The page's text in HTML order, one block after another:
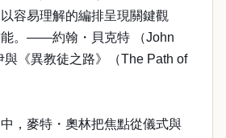
容易理解的編排呈現關鍵觀
能。——約翰・貝克特 （John
與《異教徒之路》（The Path of
，麥特・奧林把焦點從儀式與